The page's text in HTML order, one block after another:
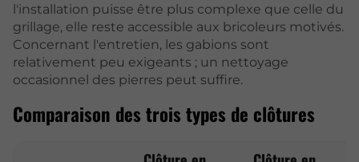
l'installation puisse être plus complexe que celle du
grillage, elle reste accessible aux bricoleurs motivés.
Concernant l'entretien, les gabions sont
relativement peu exigeants ; un nettoyage
occasionnel des pierres peut suffire.
Comparaison des trois types de clôtures